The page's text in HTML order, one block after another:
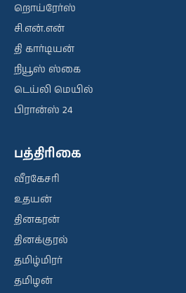
றொய்ரேர்ஸ்
சி.என்.என்
தி கார்டியன்
நியூஸ் ஸ்கை
டெய்லி மெயில்
பிரான்ஸ் 24
பத்திரிகை
வீரகேசரி
உதயன்
தினகரன்
தினக்குரல்
தமிழ்மிரர்
தமிழன்